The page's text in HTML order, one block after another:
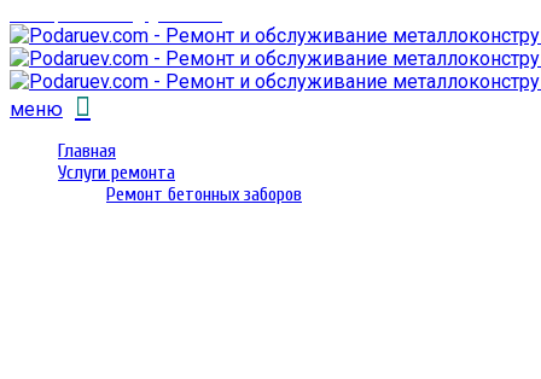
меню
Главная
Услуги ремонта
Ремонт бетонных заборов